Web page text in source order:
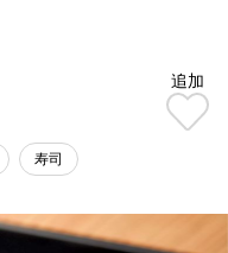
追加
寿司